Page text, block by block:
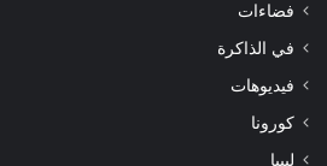
فضاءات
في الذاكرة
فيديوهات
كورونا
ليبيا